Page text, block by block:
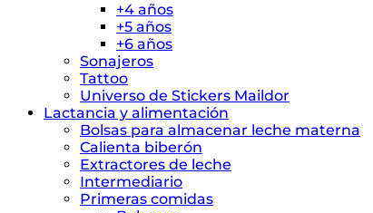
+4 años
+5 años
+6 años
Sonajeros
Tattoo
Universo de Stickers Maildor
Lactancia y alimentación
Bolsas para almacenar leche materna
Calienta biberón
Extractores de leche
Intermediario
Primeras comidas